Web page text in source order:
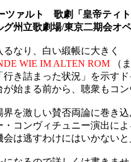
ツァルト 歌劇「皇帝ティト
グ州立歌劇場/東京二期会オ
るなり、白い緞帳に大きく
WIE IM ALTEN ROM （
行き詰まった状況」を示す
が始まる前から、聴衆もコ
界を激しい賛否両論に巻き
・コンヴィチュニー演出に
会は逃すわけにはいかない